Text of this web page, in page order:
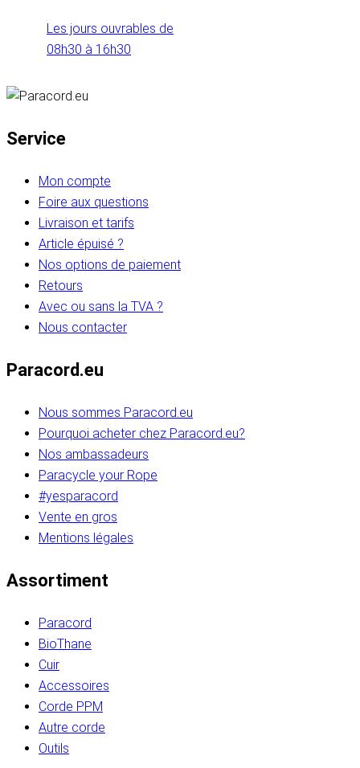
Les jours ouvrables de
08h30 à 16h30
Service
Mon compte
Foire aux questions
Livraison et tarifs
Article épuisé ?
Nos options de paiement
Retours
Avec ou sans la TVA ?
Nous contacter
Paracord.eu
Nous sommes Paracord.eu
Pourquoi acheter chez Paracord.eu?
Nos ambassadeurs
Paracycle your Rope
#yesparacord
Vente en gros
Mentions légales
Assortiment
Paracord
BioThane
Cuir
Accessoires
Corde PPM
Autre corde
Outils